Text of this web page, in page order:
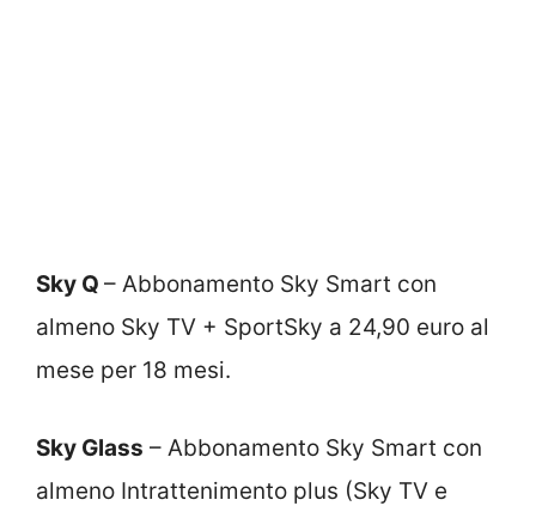
Sky Q – Abbonamento Sky Smart con
almeno Sky TV + SportSky a 24,90 euro al
mese per 18 mesi.
Sky Glass – Abbonamento Sky Smart con
almeno Intrattenimento plus (Sky TV e